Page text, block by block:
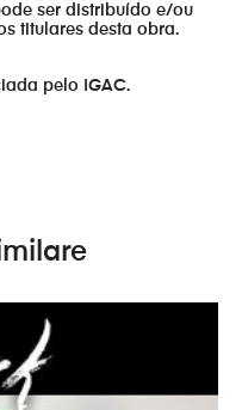
ser distribuído e/ou
titulares desta obra.
pelo IGAC.